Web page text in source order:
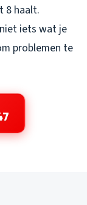
8 haalt.
niet iets wat je
problemen te